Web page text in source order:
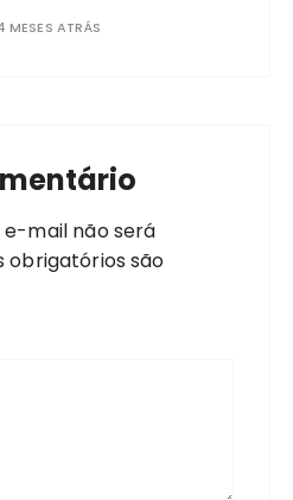
MESES ATRÁS
e-mail não será
obrigatórios são